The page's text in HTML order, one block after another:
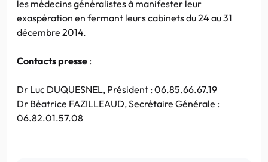
les médecins généralistes à manifester leur
exaspération en fermant leurs cabinets du 24 au 31
décembre 2014.
Contacts presse :
Dr Luc DUQUESNEL, Président : 06.85.66.67.19
Dr Béatrice FAZILLEAUD, Secrétaire Générale :
06.82.01.57.08